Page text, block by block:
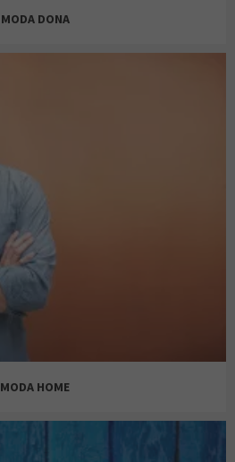
MODA DONA
BRIGHTY & CO
MODA HOME